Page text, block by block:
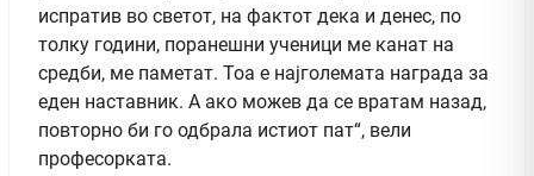
испратив во светот, на фактот дека и денес, по
толку години, поранешни ученици ме канат на
средби, ме паметат. Тоа е најголемата награда за
еден наставник. А ако можев да се вратам назад,
повторно би го одбрала истиот пат“, вели
професорката.